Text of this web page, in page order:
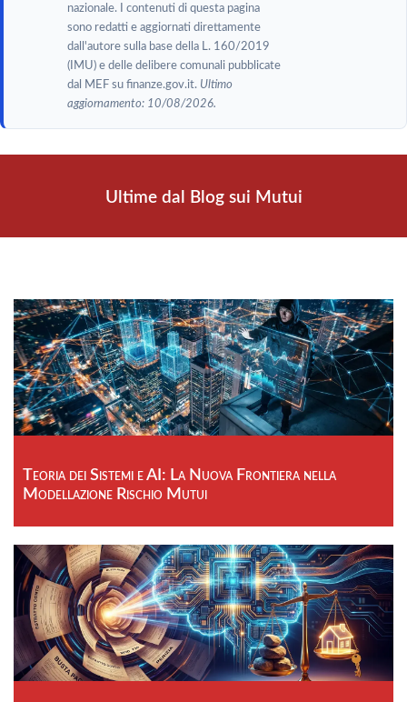
nazionale. I contenuti di questa pagina
sono redatti e aggiornati direttamente
dall'autore sulla base della L. 160/2019
(IMU) e delle delibere comunali pubblicate
dal MEF su finanze.gov.it. Ultimo
aggiornamento: 10/08/2026.
Ultime dal Blog sui Mutui
Teoria dei Sistemi e AI: La Nuova Frontiera nella
Modellazione Rischio Mutui